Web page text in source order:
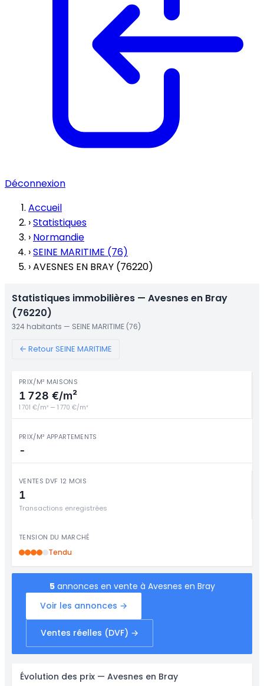
Déconnexion
Accueil
›Statistiques
› Normandie
›SEINE MARITIME (76)
›AVESNES EN BRAY (76220)
Statistiques immobilières — Avesnes en Bray
(76220)
324 habitants — SEINE MARITIME (76)
← Retour SEINE MARITIME
PRIX/M² MAISONS
1 728 €/m²
1 701 €/m² — 1 770 €/m²
PRIX/M² APPARTEMENTS
-
VENTES DVF 12 MOIS
1
Transactions enregistrées
TENSION DU MARCHÉ
Tendu
5annonces en vente à Avesnes en Bray
Voir les annonces →
Ventes réelles (DVF) →
Évolution des prix — Avesnes en Bray